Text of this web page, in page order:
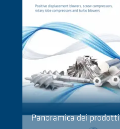
Panoramica dei prodotti